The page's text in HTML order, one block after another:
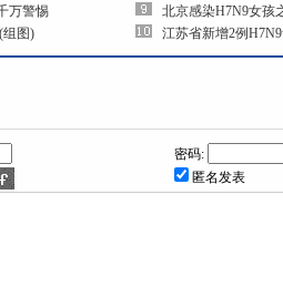
万警惕
组图)
北京感染H7N9女孩
江苏省新增2例
密码:
匿名发表